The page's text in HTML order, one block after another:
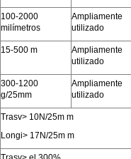
PRESENTACIóN
100-2000
milímetros
Ampliamente
utilizado
15-500 m
Ampliamente
utilizado
300-1200
g/25mm
Ampliamente
utilizado
Trasv> 10N/25m m
Longi> 17N/25m m